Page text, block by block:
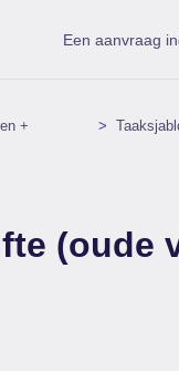
Een aanvraag
+
(oude